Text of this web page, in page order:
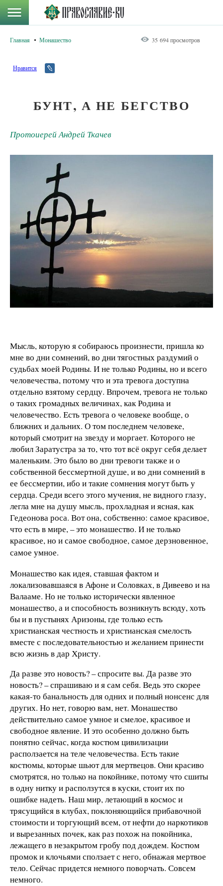
Главная Монашество 35 694 просмотров
Нравится
БУНТ, А НЕ БЕГСТВО
Протоиерей Андрей Ткачев
Мысль, которую я собираюсь произнести, пришла ко
мне во дни сомнений, во дни тягостных раздумий о
судьбах моей Родины. И не только Родины, но и всего
человечества, потому что и эта тревога доступна
отдельно взятому сердцу. Впрочем, тревога не только
о таких громадных величинах, как Родина и
человечество. Есть тревога о человеке вообще, о
ближних и дальних. О том последнем человеке,
который смотрит на звезду и моргает. Которого не
любил Заратустра за то, что тот всё округ себя делает
маленьким. Это было во дни тревоги также и о
собственной бессмертной душе, и во дни сомнений в
ее бессмертии, ибо и такие сомнения могут быть у
сердца. Среди всего этого мучения, не видного глазу,
легла мне на душу мысль, прохладная и ясная, как
Гедеонова роса. Вот она, собственно: самое красивое,
что есть в мире, – это монашество. И не только
красивое, но и самое свободное, самое дерзновенное,
самое умное.
Монашество как идея, ставшая фактом и
локализовавшаяся в Афоне и Соловках, в Дивеево и на
Валааме. Но не только исторически явленное
монашество, а и способность возникнуть всюду, хоть
бы и в пустынях Аризоны, где только есть
христианская честность и христианская смелость
вместе с последовательностью и желанием принести
всю жизнь в дар Христу.
Да разве это новость? – спросите вы. Да разве это
новость? – спрашиваю и я сам себя. Ведь это скорее
какая-то банальность для одних и полный нонсенс для
других. Но нет, говорю вам, нет. Монашество
действительно самое умное и смелое, красивое и
свободное явление. И это особенно должно быть
понятно сейчас, когда костюм цивилизации
расползается на теле человечества. Есть такие
костюмы, которые шьют для мертвецов. Они красиво
смотрятся, но только на покойнике, потому что сшиты
в одну нитку и расползутся в куски, стоит их по
ошибке надеть. Наш мир, летающий в космос и
трясущийся в клубах, поклоняющийся прибавочной
стоимости и торгующий всем, от нефти до наркотиков
и вырезанных почек, как раз похож на покойника,
лежащего в незакрытом гробу под дождем. Костюм
промок и клочьями сползает с него, обнажая мертвое
тело. Сейчас придется немного поворчать. Совсем
немного.